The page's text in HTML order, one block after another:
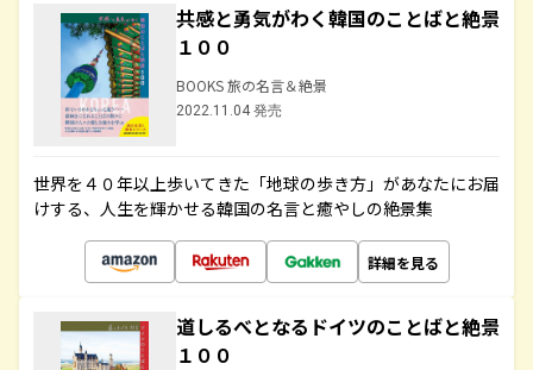
共感と勇気がわく韓国のことばと絶景
１００
BOOKS 旅の名言＆絶景
2022.11.04 発売
世界を４０年以上歩いてきた「地球の歩き方」があなたにお届
けする、人生を輝かせる韓国の名言と癒やしの絶景集
詳細を見る
道しるべとなるドイツのことばと絶景
１００